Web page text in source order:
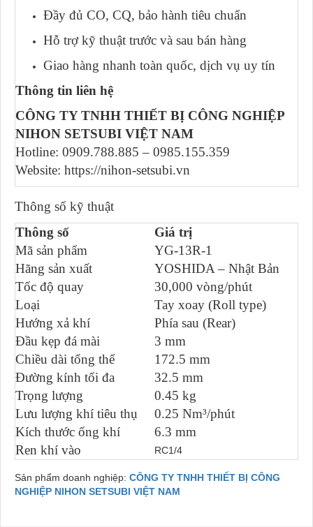
Đầy đủ CO, CQ, bảo hành tiêu chuẩn
Hỗ trợ kỹ thuật trước và sau bán hàng
Giao hàng nhanh toàn quốc, dịch vụ uy tín
Thông tin liên hệ
CÔNG TY TNHH THIẾT BỊ CÔNG NGHIỆP
NIHON SETSUBI VIỆT NAM
Hotline: 0909.788.885 – 0985.155.359
Website: https://nihon-setsubi.vn
Thông số kỹ thuật
Thông số
Giá trị
Mã sản phẩm
YG-13R-1
Hãng sản xuất
YOSHIDA – Nhật Bản
Tốc độ quay
30,000 vòng/phút
Loại
Tay xoay (Roll type)
Hướng xả khí
Phía sau (Rear)
Đầu kẹp đá mài
3 mm
Chiều dài tổng thể
172.5 mm
Đường kính tối đa
32.5 mm
Trọng lượng
0.45 kg
Lưu lượng khí tiêu thụ
0.25 Nm³/phút
Kích thước ống khí
6.3 mm
Ren khí vào
RC1/4
Sản phẩm doanh nghiệp: CÔNG TY TNHH THIẾT BỊ CÔNG
NGHIỆP NIHON SETSUBI VIỆT NAM